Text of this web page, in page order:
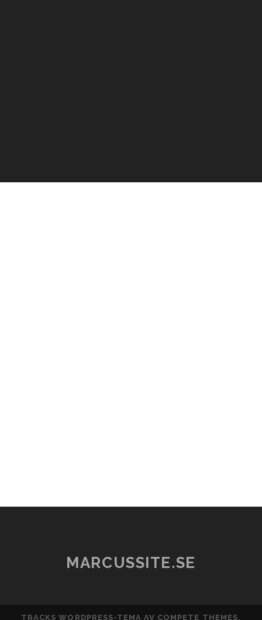
MARCUSSITE.SE
TRACKS WORDPRESS-TEMA AV COMPETE THEMES.